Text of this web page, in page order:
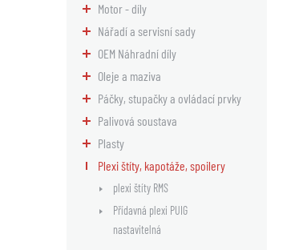
Motor - díly
Nářadí a servisní sady
OEM Náhradní díly
Oleje a maziva
Páčky, stupačky a ovládací prvky
Palivová soustava
Plasty
Plexi štíty, kapotáže, spoilery
plexi štíty RMS
Přídavná plexi PUIG
nastavitelná